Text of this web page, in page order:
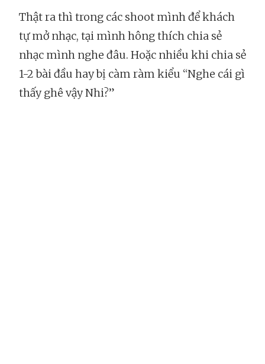
Thật ra thì trong các shoot mình để khách
tự mở nhạc, tại mình hông thích chia sẻ
nhạc mình nghe đâu. Hoặc nhiều khi chia sẻ
1-2 bài đầu hay bị càm ràm kiểu “Nghe cái gì
thấy ghê vậy Nhi?”